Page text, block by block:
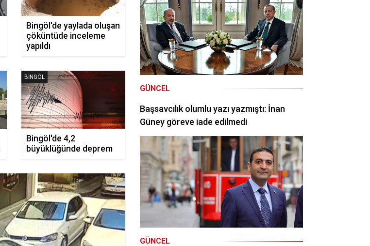
Bingöl'de yaylada oluşan
çöküntüde inceleme
yapıldı
Bingöl'de 4,2
büyüklüğünde deprem
BINGÖL
GÜNCEL
Başsavcılık olumlu yazı yazmıştı: İnan
Güney göreve iade edilmedi
GÜNCEL